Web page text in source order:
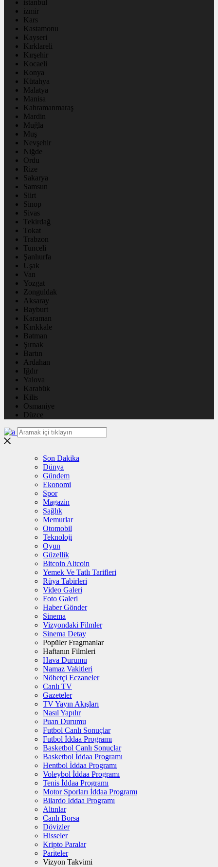
istanbul
izmir
Kars
Kastamonu
Kayseri
Kırklareli
Kırşehir
Kocaeli
Konya
Kütahya
Malatya
Manisa
Kahramanmaraş
Mardin
Muğla
Muş
Nevşehir
Niğde
Ordu
Rize
Sakarya
Samsun
Siirt
Sinop
Sivas
Tekirdağ
Tokat
Trabzon
Tunceli
Şanlıurfa
Uşak
Van
Yozgat
Zonguldak
Aksaray
Bayburt
Karaman
Kırıkkale
Batman
Şırnak
Bartın
Ardahan
Iğdır
Yalova
Karabük
Kilis
Osmaniye
Düzce
Son Dakika
Dünya
Gündem
Ekonomi
Spor
Magazin
Sağlık
Memurlar
Otomobil
Teknoloji
Oyun
Güzellik
Bitcoin Altcoin
Yemek Ve Tatlı Tarifleri
Rüya Tabirleri
Video Galeri
Foto Galeri
Haber Gönder
Sinema
Vizyondaki Filmler
Sinema Detay
Popüler Fragmanlar
Haftanın Filmleri
Hava Durumu
Namaz Vakitleri
Nöbetçi Eczaneler
Canlı TV
Gazeteler
TV Yayın Akışları
Nasıl Yapılır
Puan Durumu
Futbol Canlı Sonuçlar
Futbol İddaa Programı
Basketbol Canlı Sonuçlar
Basketbol İddaa Programı
Hentbol İddaa Programı
Voleybol İddaa Programı
Tenis İddaa Programı
Motor Sporları İddaa Programı
Bilardo İddaa Programı
Altınlar
Canlı Borsa
Dövizler
Hisseler
Kripto Paralar
Pariteler
Vizyon Takvimi